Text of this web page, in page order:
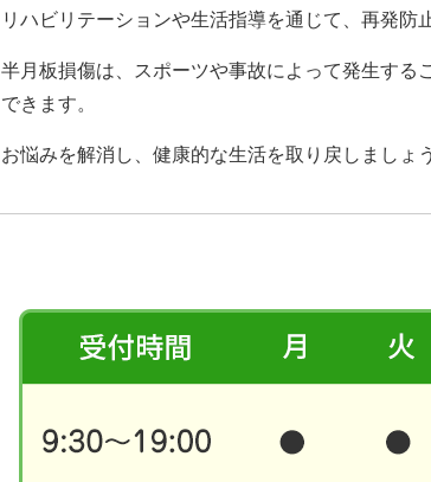
リハビリテーションや生活指導を通じて、再発防
半月板損傷は、スポーツや事故によって発生す
できます。
お悩みを解消し、健康的な生活を取り戻しましょ